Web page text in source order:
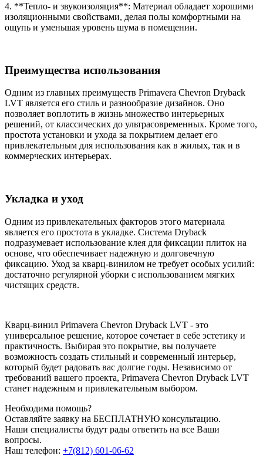
4. **Тепло- и звукоизоляция**: Материал обладает хорошими
изоляционными свойствами, делая полы комфортными на
ощупь и уменьшая уровень шума в помещении.
Преимущества использования
Одним из главных преимуществ Primavera Chevron Dryback
LVT является его стиль и разнообразие дизайнов. Оно
позволяет воплотить в жизнь множество интерьерных
решений, от классических до ультрасовременных. Кроме того,
простота установки и ухода за покрытием делает его
привлекательным для использования как в жилых, так и в
коммерческих интерьерах.
Укладка и уход
Одним из привлекательных факторов этого материала
является его простота в укладке. Система Dryback
подразумевает использование клея для фиксации плиток на
основе, что обеспечивает надежную и долговечную
фиксацию. Уход за кварц-винилом не требует особых усилий:
достаточно регулярной уборки с использованием мягких
чистящих средств.
Кварц-винил Primavera Chevron Dryback LVT - это
универсальное решение, которое сочетает в себе эстетику и
практичность. Выбирая это покрытие, вы получаете
возможность создать стильный и современный интерьер,
который будет радовать вас долгие годы. Независимо от
требований вашего проекта, Primavera Chevron Dryback LVT
станет надежным и привлекательным выбором.
Необходима помощь?
Оставляйте заявку на БЕСПЛАТНУЮ консультацию.
Наши специалисты будут рады ответить на все Ваши
вопросы.
Наш телефон: +7(812) 601-06-62